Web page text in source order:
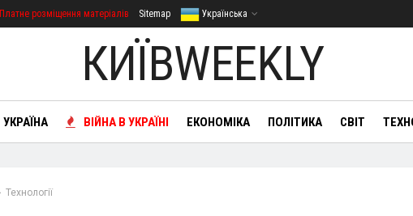
Платне розміщення матеріалів Sitemap Українська
КИЇВWEEKLY
УКРАЇНА ВІЙНА В УКРАЇНІ ЕКОНОМІКА ПОЛІТИКА СВІТ
Технології